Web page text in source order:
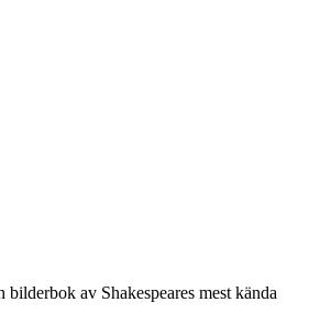
av Shakespeares mest kända